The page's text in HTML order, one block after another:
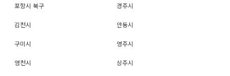
포항시 북구 경주시
김천시 안동시
구미시 영주시
영천시 상주시